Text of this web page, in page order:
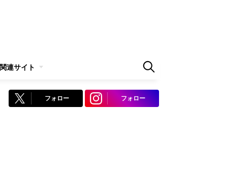
関連サイト
フォロー フォロー